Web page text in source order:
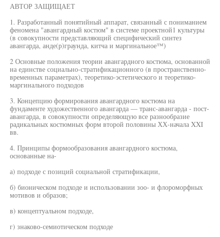
АВТОР ЗАЩИЩАЕТ
1. Разработанный понятийный аппарат, связанный с пониманием
феномена "авангардный костюм" в системе проектной1 культуры
(в совокупности представляющий специфический синтез
авангарда, анде(р)граунда, китча и маргинальное™)
2 Основные положения теории авангардного костюма, основанной
на единстве социально-стратификационного (в пространственно-
временных параметрах), теоретико-эстетического и теоретико-
маргинального подходов
3. Концепцию формирования авангардного костюма на
фундаменте художественного авангарда — транс-авангарда - пост-
авангарда, в совокупности определяющую все разнообразие
радикальных костюмных форм второй половины ХХ-начала XXI
вв.
4. Принципы формообразования авангардного костюма,
основанные на-
а) подходе с позиций социальной стратификации,
б) бионическом подходе и использовании зоо- и флороморфных
мотивов и образов;
в) концептуальном подходе,
г) знаково-семиотическом подходе